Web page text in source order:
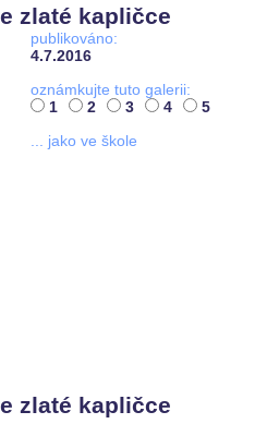
zlaté kapličce
publikováno:
4.7.2016
oznámkujte tuto galerii:
1
2 3 4
5
... jako ve škole
zlaté kapličce